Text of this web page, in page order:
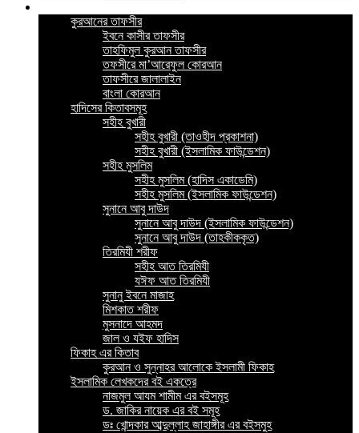
কুরআনের তাফসীর
ইবনে কাসীর তাফসীর
তাহফিমুল কুরআন তাফসীর
তফসীরে মা’আরেফুল কোরআন
তাফসীরে জালালাইন
বাংলা কোরআন
হাদিসের কিতাবসমূহ
সহীহ বুখারী
সহীহ বুখারী (তাওহীদ প্রকাশনা)
সহীহ বুখারী (ইসলামিক ফাউন্ডেশন)
সহীহ মুসলিম
সহীহ মুসলিম (হাদিস একাডেমি)
সহীহ মুসলিম (ইসলামিক ফাউন্ডেশন)
সুনানে আবু দাউদ
সুনানে আবু দাউদ (ইসলামিক ফাউন্ডেশন)
সুনানে আবু দাউদ (তাহকীককৃত)
তিরমিযী শরীফ
সহীহ আত তিরমিযী
যঈফ আত তিরমিযী
সুনানু ইবনে মাজাহ
মিশকাত শরীফ
মুসনাদে আহমদ
জাল ও যইফ হাদিস
ফিকাহ এর কিতাব
কুরআন ও সুন্নাহর আলোকে ইসলামী ফিকাহ
ইসলামিক লেখকদের বই একত্রে
নাজমুল আযম শামীম এর বইসমূহ
ড. জাকির নায়েক এর বই সমূহ
ডঃ খোন্দকার আব্দুল্লাহ জাহাঙ্গীর এর বইসমুহ